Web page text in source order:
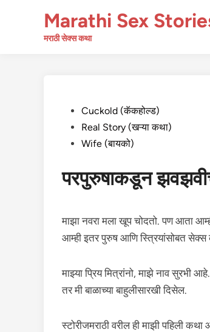
Marathi Sex
मराठी सेक्स कथा
PostedCuckold (कॅकहोल्ड)
Real Story (खऱ्या कथा)
Wife (बायको)
परपुरुषाकडून
माझा नवरा मला खूप चोदतो. पण आता
आम्ही इतर पुरुष आणि स्त्रियांसोबत सेक्स
माझ्या प्रिय मित्रांनो, माझे नाव सुरभी
तर मी बाळाच्या बाहुलीसारखी दिसेल.
स्टोरीजमराठी वरील ही माझी पहिली